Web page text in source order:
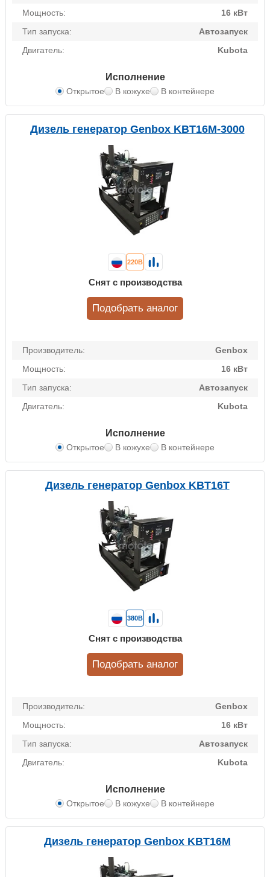
Мощность:
16 кВт
Тип запуска:
Автозапуск
Двигатель:
Kubota
Исполнение
Открытое В кожухе В контейнере
Дизель генератор Genbox KBT16M-3000
Производитель:
Genbox
Мощность:
16 кВт
Тип запуска:
Автозапуск
Двигатель:
Kubota
Исполнение
Открытое В кожухе В контейнере
220В
Снят с производства
Подобрать аналог
Дизель генератор Genbox KBT16T
Производитель:
Genbox
Мощность:
16 кВт
Тип запуска:
Автозапуск
Двигатель:
Kubota
Исполнение
Открытое В кожухе В контейнере
380В
Снят с производства
Подобрать аналог
Дизель генератор Genbox KBT16M